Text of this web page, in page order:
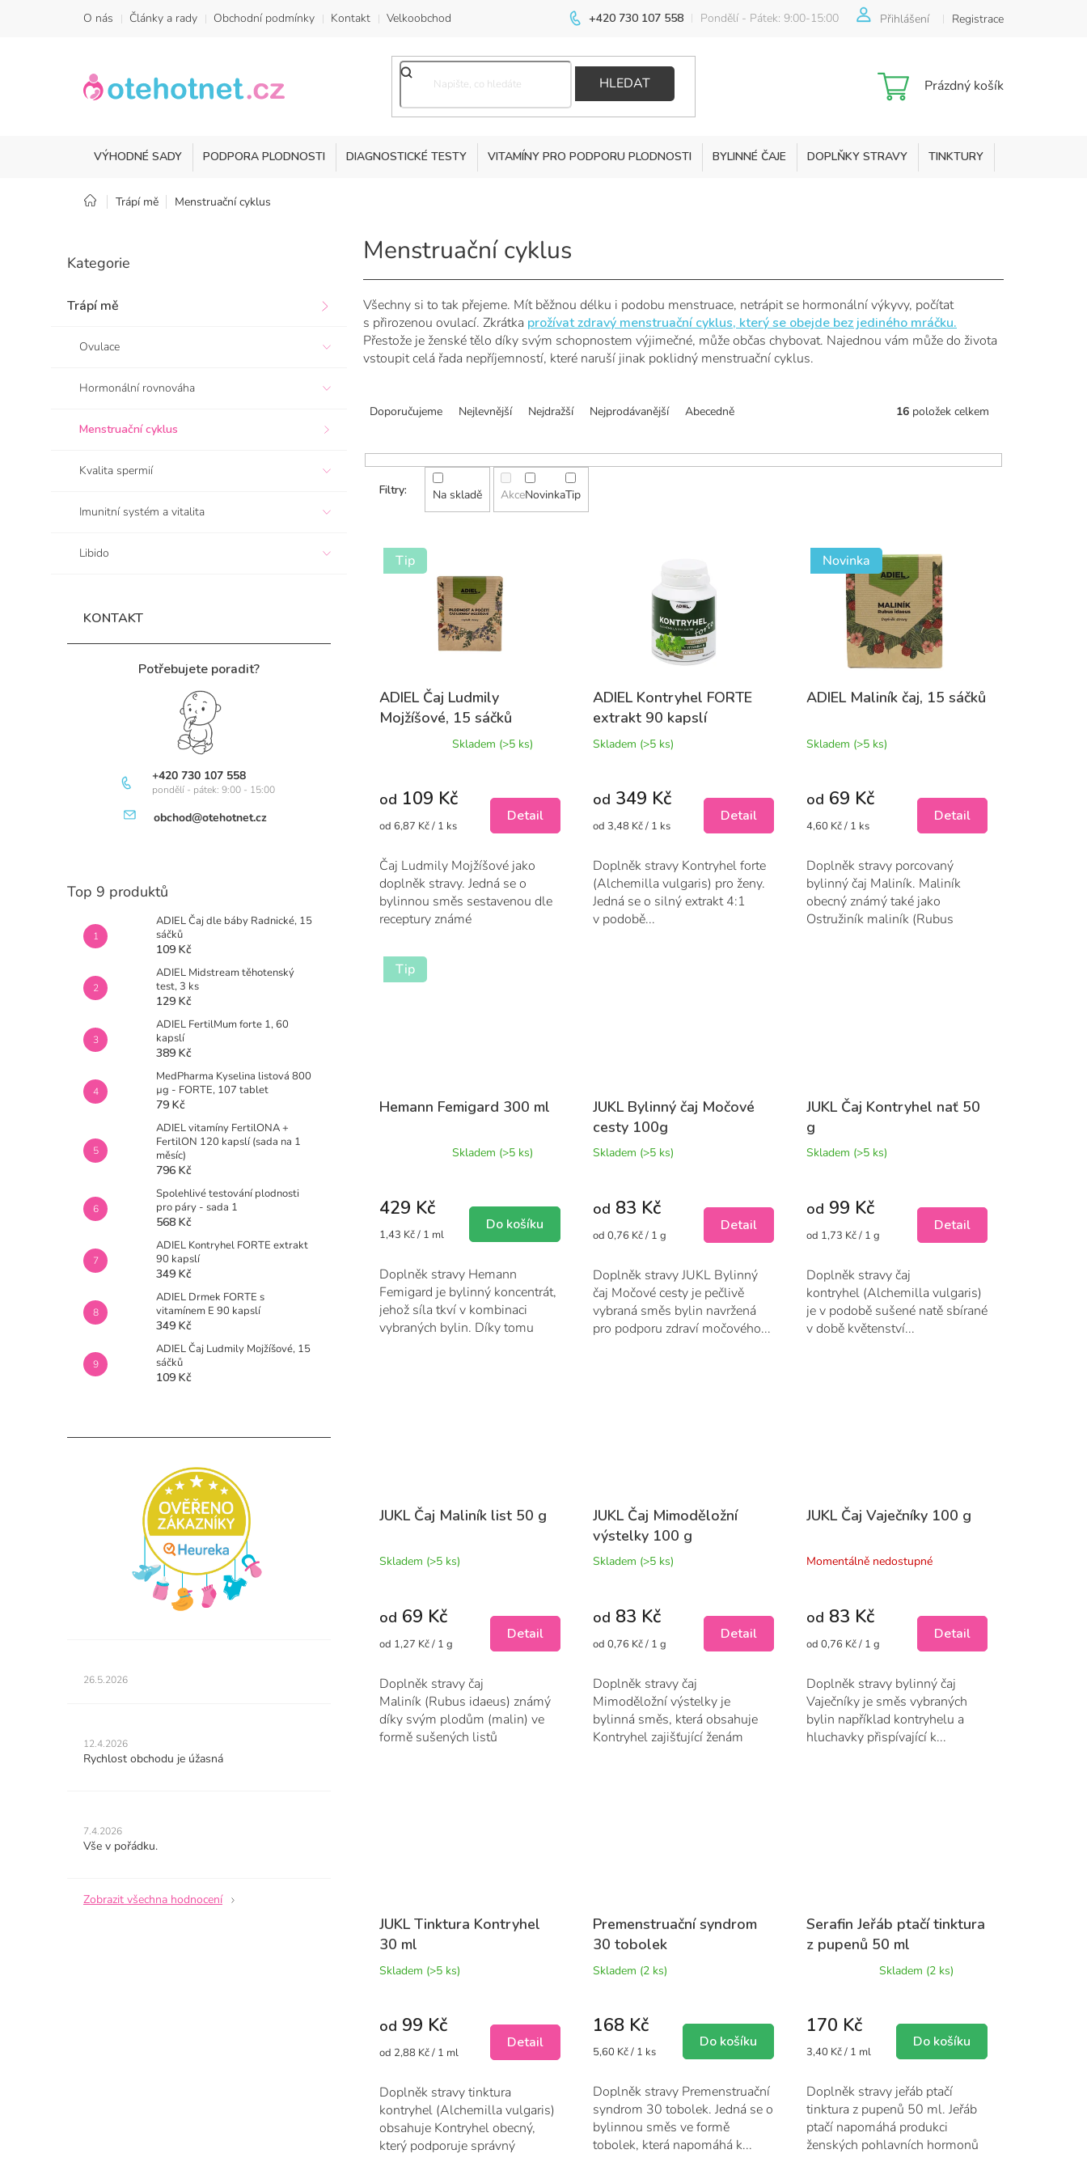
+420 730 107 558 Pondělí - Pátek: 9:00-15:00
O nás Články a rady Obchodní podmínky Kontakt Velkoobchod Přihlášení Registrace
HLEDAT
Nákupní
Prázdný košík
VÝHODNÉ SADY PODPORA PLODNOSTI DIAGNOSTICKÉ TESTY VITAMÍNY PRO PODPORU PLODNOSTI BYLINNÉ ČAJE DOPLŇKY STRAVY TINKTURY
Domů
Trápí mě Menstruační cyklus
s
r
kategorie
Kategorie
Trápí mě
Ovulace
Hormonální rovnováha
Menstruační cyklus
Kvalita spermií
Imunitní systém a vitalita
Libido
KONTAKT
Potřebujete poradit?
+420 730 107 558
pondělí - pátek: 9:00 - 15:00
obchod@otehotnet.cz
Top 9 produktů
ADIEL Čaj dle báby Radnické, 15
sáčků
109 Kč
ADIEL Midstream těhotenský
test, 3 ks
129 Kč
ADIEL FertilMum forte 1, 60
kapslí
389 Kč
MedPharma Kyselina listová 800
µg - FORTE, 107 tablet
79 Kč
ADIEL vitamíny FertilONA +
FertilON 120 kapslí (sada na 1
měsíc)
796 Kč
Spolehlivé testování plodnosti
pro páry - sada 1
568 Kč
ADIEL Kontryhel FORTE extrakt
90 kapslí
349 Kč
ADIEL Drmek FORTE s
vitamínem E 90 kapslí
349 Kč
ADIEL Čaj Ludmily Mojžíšové, 15
sáčků
109 Kč
obchodu
5
hvězdiček.
26.5.2026
obchodu
je
12.4.2026
Rychlost obchodu je úžasná
obchodu
je
hvězdiček.
7.4.2026
Vše v pořádku.
Zobrazit všechna hodnocení
Menstruační cyklus
Všechny si to tak přejeme. Mít běžnou délku i podobu menstruace, netrápit se hormonální výkyvy, počítat
s přirozenou ovulací. Zkrátka prožívat zdravý menstruační cyklus, který se obejde bez jediného mráčku.
Přestože je ženské tělo díky svým schopnostem výjimečné, může občas chybovat. Najednou vám může do života
vstoupit celá řada nepříjemností, které naruší jinak poklidný menstruační cyklus.
n
Doporučujeme Nejlevnější Nejdražší Nejprodávanější Abecedně 16 položek celkem
Na skladě AkceNovinkaTip
Tip
ADIEL Čaj Ludmily
Mojžíšové, 15 sáčků
5,0
5
Skladem (>5 ks)
od 109 Kč
Měrná
od 6,87 Kč / 1 ks
Detail
Čaj Ludmily Mojžíšové jako
doplněk stravy. Jedná se o
bylinnou směs sestavenou dle
receptury známé
ADIEL Kontryhel FORTE
extrakt 90 kapslí
Skladem (>5 ks)
od 349 Kč
Měrná
od 3,48 Kč / 1 ks
Detail
Doplněk stravy Kontryhel forte
(Alchemilla vulgaris) pro ženy.
Jedná se o silný extrakt 4:1
v podobě...
Novinka
ADIEL Maliník čaj, 15 sáčků
Skladem (>5 ks)
od 69 Kč
Měrná
4,60 Kč / 1 ks
Detail
Doplněk stravy porcovaný
bylinný čaj Maliník. Maliník
obecný známý také jako
Ostružiník maliník (Rubus
Tip
Hemann Femigard 300 ml
4,6
5
Skladem (>5 ks)
429 Kč
Měrná
1,43 Kč / 1 ml
Do košíku
Doplněk stravy Hemann
Femigard je bylinný koncentrát,
jehož síla tkví v kombinaci
vybraných bylin. Díky tomu
JUKL Bylinný čaj Močové
cesty 100g
Skladem (>5 ks)
od 83 Kč
Měrná
od 0,76 Kč / 1 g
Detail
Doplněk stravy JUKL Bylinný
čaj Močové cesty je pečlivě
vybraná směs bylin navržená
pro podporu zdraví močového...
JUKL Čaj Kontryhel nať 50
g
Skladem (>5 ks)
od 99 Kč
Měrná
od 1,73 Kč / 1 g
Detail
Doplněk stravy čaj
kontryhel (Alchemilla vulgaris)
je v podobě sušené natě sbírané
v době květenství...
JUKL Čaj Maliník list 50 g
Skladem (>5 ks)
od 69 Kč
Měrná
od 1,27 Kč / 1 g
Detail
Doplněk stravy čaj
Maliník (Rubus idaeus) známý
díky svým plodům (malin) ve
formě sušených listů
JUKL Čaj Mimoděložní
výstelky 100 g
Skladem (>5 ks)
od 83 Kč
Měrná
od 0,76 Kč / 1 g
Detail
Doplněk stravy čaj
Mimoděložní výstelky je
bylinná směs, která obsahuje
Kontryhel zajišťující ženám
JUKL Čaj Vaječníky 100 g
Momentálně nedostupné
od 83 Kč
Měrná
od 0,76 Kč / 1 g
Detail
Doplněk stravy bylinný čaj
Vaječníky je směs vybraných
bylin například kontryhelu a
hluchavky přispívající k...
JUKL Tinktura Kontryhel
30 ml
Skladem (>5 ks)
od 99 Kč
Měrná
od 2,88 Kč / 1 ml
Detail
Doplněk stravy tinktura
kontryhel (Alchemilla vulgaris)
obsahuje Kontryhel obecný,
který podporuje správný
Premenstruační syndrom
30 tobolek
Skladem (2 ks)
168 Kč
Měrná
5,60 Kč / 1 ks
Do košíku
Doplněk stravy Premenstruační
syndrom 30 tobolek. Jedná se o
bylinnou směs ve formě
tobolek, která napomáhá k...
Serafin Jeřáb ptačí tinktura
z pupenů 50 ml
5,0
5
Skladem (2 ks)
170 Kč
Měrná
3,40 Kč / 1 ml
Do košíku
Doplněk stravy jeřáb ptačí
tinktura z pupenů 50 ml. Jeřáb
ptačí napomáhá produkci
ženských pohlavních hormonů